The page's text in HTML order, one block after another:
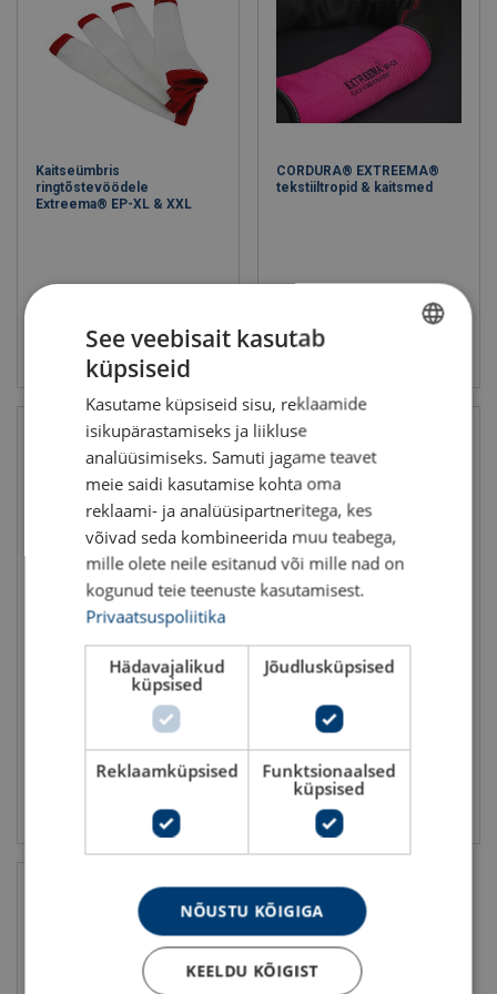
Lifting Belt Sling
Contact us
if you want our assistance in finding the right product
for your needs!
Kaitseümbris
ringtõstevöödele
Extreema® EP-XL & XXL
Vaata toodet
CORDURA® EXTREEMA®
tekstiiltropid & kaitsmed
Kaitseümbris
ringtõstevöödele
Extreema® EP-C
ringtõstevöödele
Extreema® EP-L
Vaata toodet
ENGLISH TRANSLATION
See veebisait kasutab
küpsiseid
Kasutame küpsiseid sisu, reklaamide
isikupärastamiseks ja liikluse
analüüsimiseks. Samuti jagame teavet
meie saidi kasutamise kohta oma
reklaami- ja analüüsipartneritega, kes
võivad seda kombineerida muu teabega,
mille olete neile esitanud või mille nad on
kogunud teie teenuste kasutamisest.
Privaatsuspoliitika
Hädavajalikud
küpsised
Jõudlusküpsised
Reklaamküpsised
Funktsionaalsed
küpsised
NÕUSTU KÕIGIGA
KEELDU KÕIGIST